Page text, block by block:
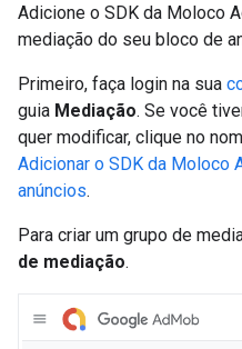
Adicione o SDK da Moloco
mediação do seu bloco de
Primeiro, faça login na sua
guia Mediação. Se você
quer modificar, clique no
Adicionar o SDK da Moloco
anúncios.
Para criar um grupo de
de mediação.